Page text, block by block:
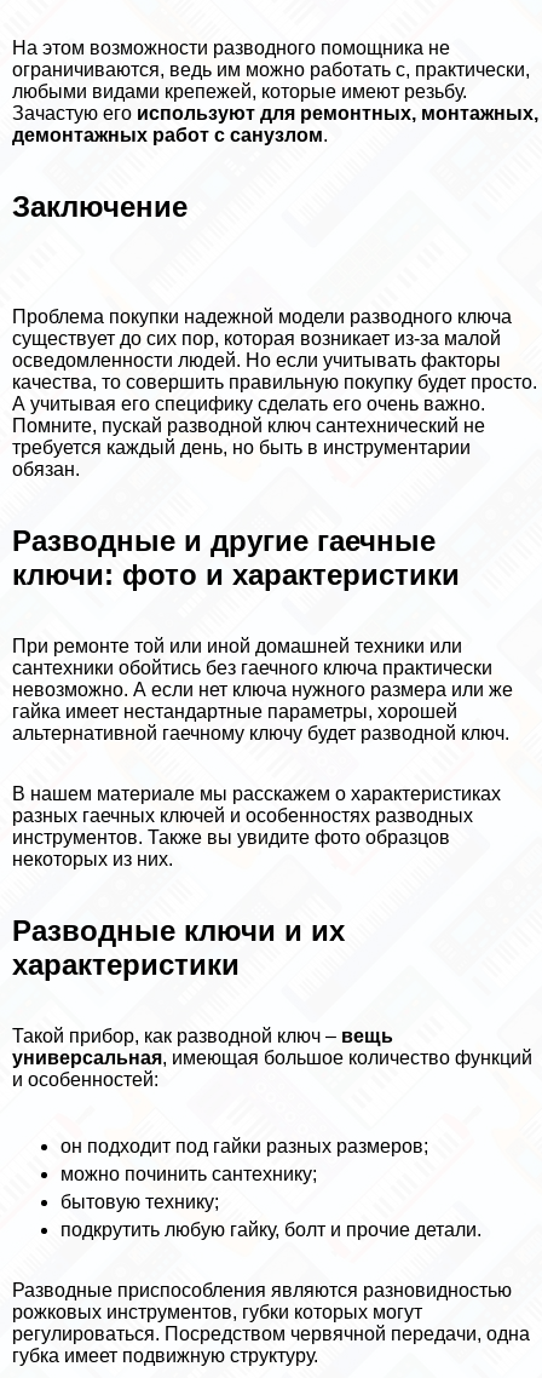
На этом возможности разводного помощника не
ограничиваются, ведь им можно работать с, пpaктически,
любыми видами крепежей, которые имеют резьбу.
Зачастую его используют для ремонтных, монтажных,
демонтажных работ с санузлом.
Заключение
Проблема покупки надежной модели разводного ключа
существует до сих пор, которая возникает из-за малой
осведомленности людей. Но если учитывать факторы
качества, то совершить правильную покупку будет просто.
А учитывая его специфику сделать его очень важно.
Помните, пускай разводной ключ сантехнический не
требуется каждый день, но быть в инструментарии
обязан.
Разводные и другие гаечные
ключи: фото и хаpaктеристики
При ремонте той или иной домашней техники или
сантехники обойтись без гаечного ключа пpaктически
невозможно. А если нет ключа нужного размера или же
гайка имеет нестандартные параметры, хорошей
альтернативной гаечному ключу будет разводной ключ.
В нашем материале мы расскажем о хаpaктеристиках
разных гаечных ключей и особенностях разводных
инструментов. Также вы увидите фото образцов
некоторых из них.
Разводные ключи и их
хаpaктеристики
Такой прибор, как разводной ключ – вещь
универсальная, имеющая большое количество функций
и особенностей:
он подходит под гайки разных размеров;
можно починить сантехнику;
бытовую технику;
подкрутить любую гайку, болт и прочие детали.
Разводные приспособления являются разновидностью
рожковых инструментов, губки которых могут
регулироваться. Посредством червячной передачи, одна
губка имеет подвижную структуру.